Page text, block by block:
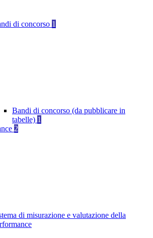
di concorso 1
Bandi di concorso (da pubblicare in
tabelle) 1
2
di misurazione e valutazione della